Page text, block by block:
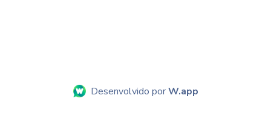
Desenvolvido porW.app